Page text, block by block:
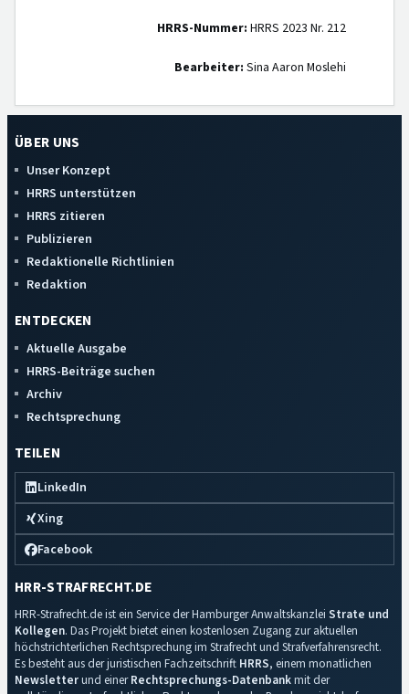
HRRS-Nummer: HRRS 2023 Nr. 212
Bearbeiter: Sina Aaron Moslehi
ÜBER UNS
Unser Konzept
HRRS unterstützen
HRRS zitieren
Publizieren
Redaktionelle Richtlinien
Redaktion
ENTDECKEN
Aktuelle Ausgabe
HRRS-Beiträge suchen
Archiv
Rechtsprechung
TEILEN
LinkedIn
Xing
Facebook
HRR-STRAFRECHT.DE
HRR-Strafrecht.de ist ein Service der Hamburger Anwaltskanzlei Strate und
Kollegen. Das Projekt bietet einen kostenlosen Zugang zur aktuellen
höchstrichterlichen Rechtsprechung im Strafrecht und Strafverfahrensrecht.
Es besteht aus der juristischen Fachzeitschrift HRRS, einem monatlichen
Newsletterund einerRechtsprechungs-Datenbankmit der